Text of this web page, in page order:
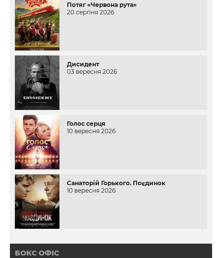
Потяг «Червона рута»
20 серпня 2026
Дисидент
03 вересня 2026
Голос серця
10 вересня 2026
Санаторій Горького. Поєдинок
10 вересня 2026
БОКС ОФІС